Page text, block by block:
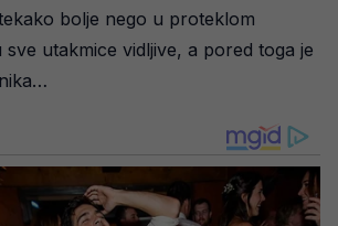
bolje nego u proteklom
sve utakmice vidljive, a pored toga je